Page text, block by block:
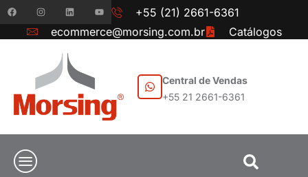
+55 (21) 2661-6361
ecommerce@morsing.com.br
Catálogos
Central de Vendas
+55 21 2661-6361